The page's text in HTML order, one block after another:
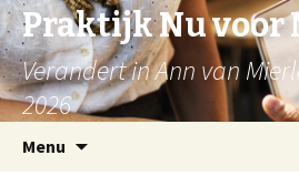
Praktijk Nu voor
Verandert in Ann van
2026
Menu